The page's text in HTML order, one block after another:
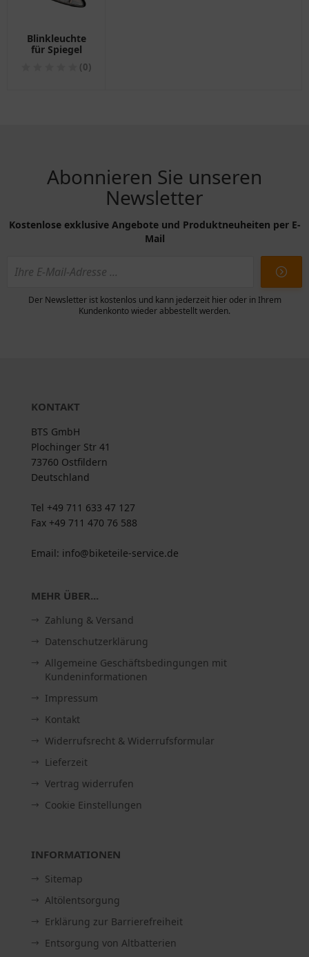
Blinkleuchte
für Spiegel
(0)
Abonnieren Sie unseren
Newsletter
Kostenlose exklusive Angebote und Produktneuheiten per E-
Mail
Der Newsletter ist kostenlos und kann jederzeit hier oder in Ihrem
Kundenkonto wieder abbestellt werden.
KONTAKT
BTS GmbH
Plochinger Str 41
73760 Ostfildern
Deutschland
Tel +49 711 633 47 127
Fax +49 711 470 76 588
Email: info@biketeile-service.de
MEHR ÜBER...
Zahlung & Versand
Datenschutzerklärung
Allgemeine Geschäftsbedingungen mit
Kundeninformationen
Impressum
Kontakt
Widerrufsrecht & Widerrufsformular
Lieferzeit
Vertrag widerrufen
Cookie Einstellungen
INFORMATIONEN
Sitemap
Altölentsorgung
Erklärung zur Barrierefreiheit
Entsorgung von Altbatterien